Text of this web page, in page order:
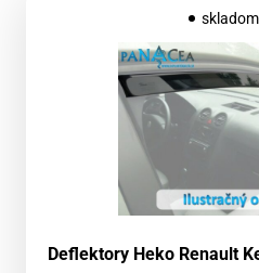
Deflektory Heko Renault